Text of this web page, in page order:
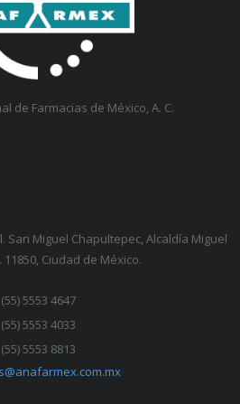
de Farmacias de México, A. C.
San Miguel Chapultepec, Alcaldía Miguel
11850, Ciudad de México.
(55) 5553 4647
(55) 5553 4033
(55) 5553 8813